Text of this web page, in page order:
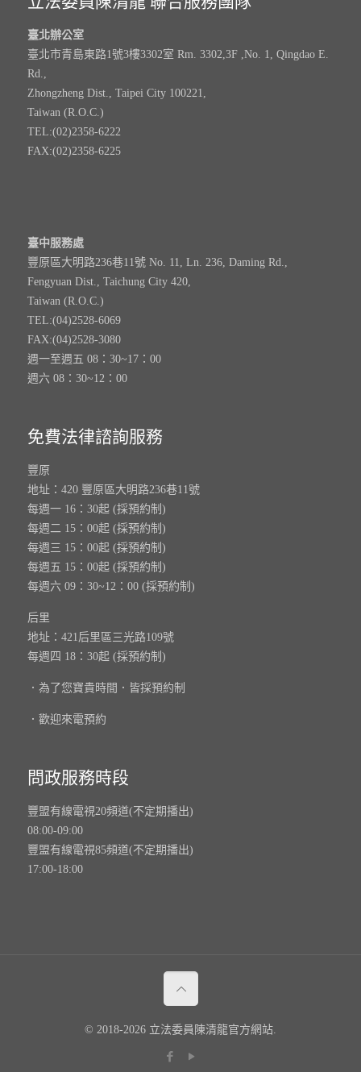
臺北辦公室
臺北市青島東路1號3樓3302室 Rm. 3302,3F ,No. 1, Qingdao E.
Rd.,
Zhongzheng Dist., Taipei City 100221,
Taiwan (R.O.C.)
TEL:(02)2358-6222
FAX:(02)2358-6225
臺中服務處
豐原區大明路236巷11號 No. 11, Ln. 236, Daming Rd.,
Fengyuan Dist., Taichung City 420,
Taiwan (R.O.C.)
TEL:(04)2528-6069
FAX:(04)2528-3080
週一至週五 08：30~17：00
週六 08：30~12：00
免費法律諮詢服務
豐原
地址：420 豐原區大明路236巷11號
每週一 16：30起 (採預約制)
每週二 15：00起 (採預約制)
每週三 15：00起 (採預約制)
每週五 15：00起 (採預約制)
每週六 09：30~12：00 (採預約制)
后里
地址：421后里區三光路109號
每週四 18：30起 (採預約制)
．為了您寶貴時間．皆採預約制
．歡迎來電預約
問政服務時段
豐盟有線電視20頻道(不定期播出)
08:00-09:00
豐盟有線電視85頻道(不定期播出)
17:00-18:00
© 2018-2026 立法委員陳清龍官方網站.